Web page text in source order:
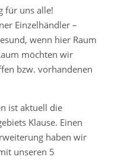
für uns alle!
Einzelhändler –
wenn hier Raum
möchten wir
bzw. vorhandenen
ist aktuell die
Klause. Einen
haben wir
unseren 5